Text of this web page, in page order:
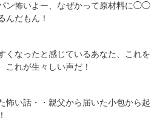
ン怖いよー、なぜかって原材料に◯◯
んだもん！
くなったと感じているあなた、これを
これが生々しい声だ！
怖い話・・親父から届いた小包から起